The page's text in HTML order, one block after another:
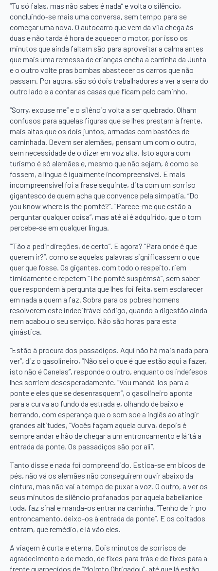
“Tu só falas, mas não sabes é nada” e volta o silêncio,
concluindo-se mais uma conversa, sem tempo para se
começar uma nova. O autocarro que vem da vila chega às
duas e não tarda é hora de aquecer o motor, por isso os
minutos que ainda faltam são para aproveitar a calma antes
que mais uma remessa de crianças encha a carrinha da Junta
e o outro volte pras bombas abastecer os carros que não
passam. Por agora, são só dois trabalhadores a ver a serra do
outro lado e a contar as casas que ficam pelo caminho.
“Sorry, excuse me” e o silêncio volta a ser quebrado. Olham
confusos para aquelas figuras que se lhes prestam à frente,
mais altas que os dois juntos, armadas com bastões de
caminhada. Devem ser alemães, pensam um com o outro,
sem necessidade de o dizer em voz alta. Isto agora com
turismo é só alemães e, mesmo que não sejam, é como se
fossem, a língua é igualmente incompreensível. E mais
incompreensível foi a frase seguinte, dita com um sorriso
gigantesco de quem acha que convence pela simpatia. “Do
you know where is the pomté?”. “Parece-me que estão a
perguntar qualquer coisa”, mas até aí é adquirido, que o tom
percebe-se em qualquer língua.
“‘Tão a pedir direções, de certo”. E agora? “Para onde é que
querem ir?”, como se aquelas palavras significassem o que
quer que fosse. Os gigantes, com todo o respeito, riem
timidamente e repetem “The pomté suspémsá”, sem saber
que respondem à pergunta que lhes foi feita, sem esclarecer
em nada a quem a faz. Sobra para os pobres homens
resolverem este indecifrável código, quando a digestão ainda
nem acabou o seu serviço. Não são horas para esta
ginástica.
“Estão à procura dos passadiços. Aqui não há mais nada para
ver”, diz o gasolineiro, “Não sei o que é que estão aqui a fazer,
isto não é Canelas”, responde o outro, enquanto os indefesos
lhes sorriem desesperadamente. “Vou mandá-los para a
ponte e eles que se desenrasquem”, o gasolineiro aponta
para a curva ao fundo da estrada e, olhando de baixo e
berrando, com esperança que o som soe a inglês ao atingir
grandes altitudes, “Vocês façam aquela curva, depois é
sempre andar e hão de chegar a um entroncamento e lá ‘tá a
entrada da ponte. Os passadiços são por ali”.
Tanto disse e nada foi compreendido. Estica-se em bicos de
pés, não vá os alemães não conseguirem ouvir abaixo da
cintura, mas não vai a tempo de puxar a voz. O outro, a ver os
seus minutos de silêncio profanados por aquela babelianice
toda, faz sinal e manda-os entrar na carrinha. “Tenho de ir pro
entroncamento, deixo-os à entrada da ponte”. E os coitados
entram, que remédio, e lá vão eles.
A viagem é curta e eterna. Dois minutos de sorrisos de
agradecimento e de medo, de fixes para trás e de fixes para a
frente guarnecidos de “Moimto Obrigadou”, até que lá estão